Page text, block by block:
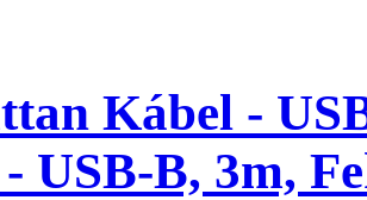
Kábel -
USB-B, 3m,